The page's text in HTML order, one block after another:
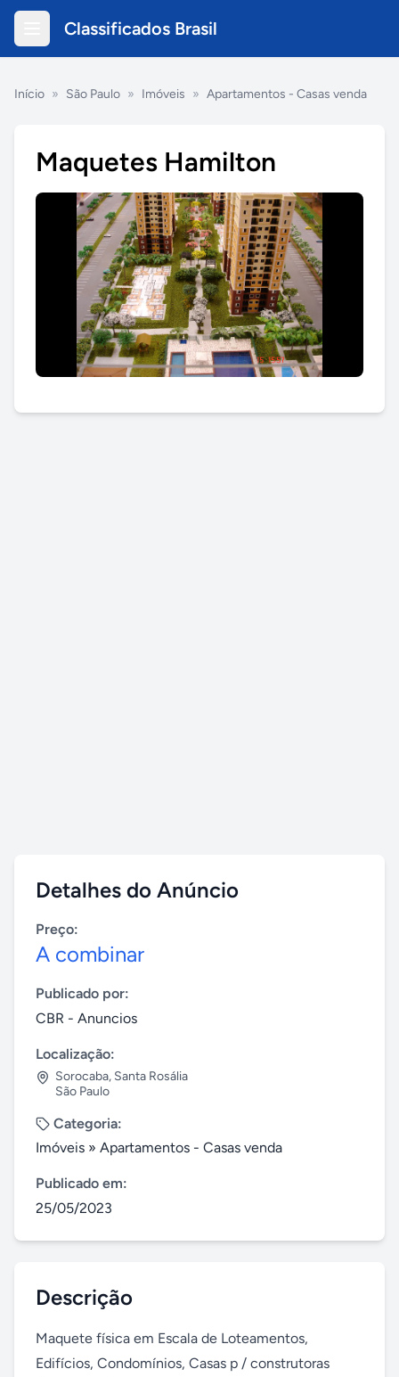
Classificados Brasil
Início » São Paulo » Imóveis » Apartamentos - Casas venda
Maquetes Hamilton
Detalhes do Anúncio
Preço:
A combinar
Publicado por:
CBR - Anuncios
Localização:
Sorocaba, Santa Rosália
São Paulo
Categoria:
Imóveis » Apartamentos - Casas venda
Publicado em:
25/05/2023
Descrição
Maquete física em Escala de Loteamentos,
Edifícios, Condomínios, Casas p / construtoras